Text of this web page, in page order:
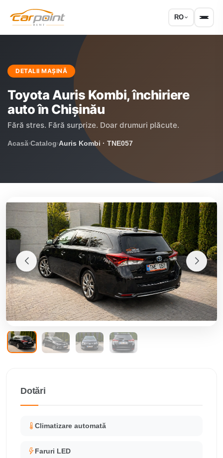
RO
DETALII MAȘINĂ
Toyota Auris Kombi, închiriere
auto în Chișinău
Fără stres. Fără surprize. Doar drumuri plăcute.
Acasă›Catalog›Auris Kombi · TNE057
Dotări
Climatizare automată
Faruri LED